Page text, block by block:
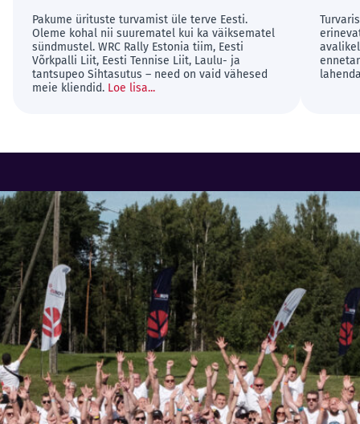
Pakume ürituste turvamist üle terve Eesti.
Oleme kohal nii suurematel kui ka väiksematel
sündmustel. WRC Rally Estonia tiim, Eesti
Võrkpalli Liit, Eesti Tennise Liit, Laulu- ja
tantsupeo Sihtasutus – need on vaid vähesed
meie kliendid. Loe lisa...